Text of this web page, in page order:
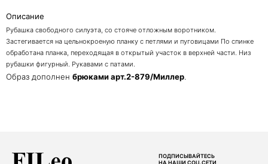
Описание
Рубашка свободного силуэта, со стояче отложным воротником.
Застегивается на цельнокроеную планку с петлями и пуговицами По спинке
обработана планка, переходящая в открытый участок в верхней части. Низ
рубашки фигурный. Рукавами с патами.
Образ дополнен брюками арт.2-879/Миллер.
ПОДПИСЫВАЙТЕСЬ
НА НАШИ СОЦ.СЕТИ